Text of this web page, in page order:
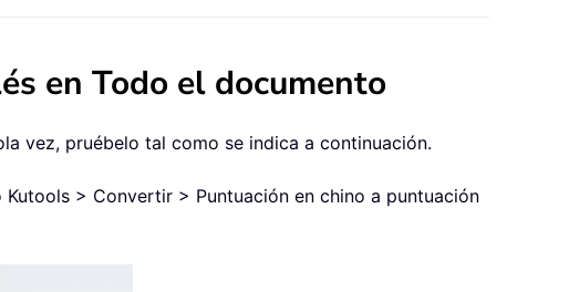
en Todo el documento
vez, pruébelo tal como se indica a continuación.
> Convertir > Puntuación en chino a puntuación